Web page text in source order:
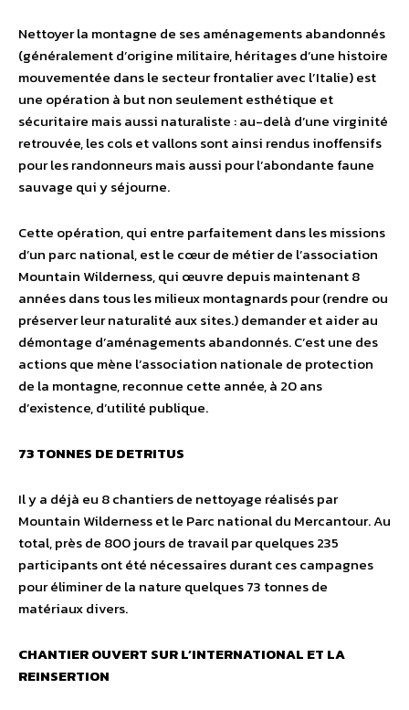
Nettoyer la montagne de ses aménagements abandonnés
(généralement d’origine militaire, héritages d’une histoire
mouvementée dans le secteur frontalier avec l’Italie) est
une opération à but non seulement esthétique et
sécuritaire mais aussi naturaliste : au-delà d’une virginité
retrouvée, les cols et vallons sont ainsi rendus inoffensifs
pour les randonneurs mais aussi pour l’abondante faune
sauvage qui y séjourne.
Cette opération, qui entre parfaitement dans les missions
d’un parc national, est le cœur de métier de l’association
Mountain Wilderness, qui œuvre depuis maintenant 8
années dans tous les milieux montagnards pour (rendre ou
préserver leur naturalité aux sites.) demander et aider au
démontage d’aménagements abandonnés. C’est une des
actions que mène l’association nationale de protection
de la montagne, reconnue cette année, à 20 ans
d’existence, d’utilité publique.
73 TONNES DE DETRITUS
Il y a déjà eu 8 chantiers de nettoyage réalisés par
Mountain Wilderness et le Parc national du Mercantour. Au
total, près de 800 jours de travail par quelques 235
participants ont été nécessaires durant ces campagnes
pour éliminer de la nature quelques 73 tonnes de
matériaux divers.
CHANTIER OUVERT SUR L’INTERNATIONAL ET LA
REINSERTION